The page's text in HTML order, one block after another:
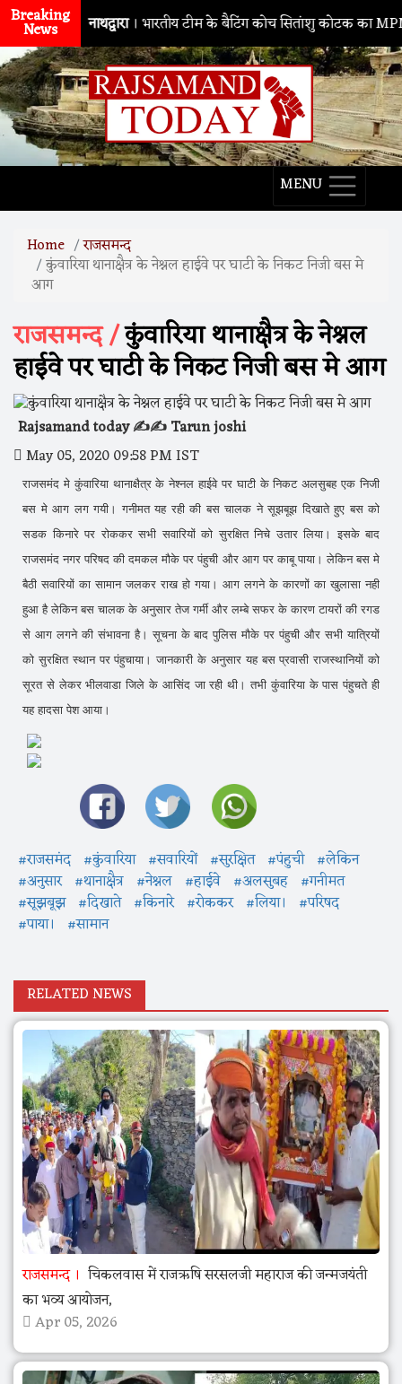
Breaking
Newsनाथद्वारा। भारतीय टीम के बैटिंग कोच सितांशु कोटक का MPMSC
MENU
Home राजसमन्द
कुंवारिया थानाक्षैत्र के नेश्नल हाईवे पर घाटी के निकट निजी बस मे
आग
राजसमन्द /कुंवारिया थानाक्षैत्र के नेश्नल
हाईवे पर घाटी के निकट निजी बस मे आग
Rajsamand today ✍️✍️ Tarun joshi
May 05, 2020 09:58 PM IST
राजसमंद मे कुंवारिया थानाक्षैत्र के नेश्नल हाईवे पर घाटी के निकट अलसुबह एक निजी
बस मे आग लग गयी। गनीमत यह रही की बस चालक ने सूझबूझ दिखाते हुए बस को
सडक किनारे पर रोककर सभी सवारियों को सुरक्षित निचे उतार लिया। इसके बाद
राजसमंद नगर परिषद की दमकल मौके पर पंहुची और आग पर काबू पाया। लेकिन बस मे
बैठी सवारियों का सामान जलकर राख हो गया। आग लगने के कारणों का खुलासा नही
हुआ है लेकिन बस चालक के अनुसार तेज गर्मी और लम्बे सफर के कारण टायरों की रगड
से आग लगने की संभावना है। सूचना के बाद पुलिस मौके पर पंहुची और सभी यात्रियों
को सुरक्षित स्थान पर पंहुचाया। जानकारी के अनुसार यह बस प्रवासी राजस्थानियों को
सूरत से लेकर भीलवाडा जिले के आसिंद जा रही थी। तभी कुंवारिया के पास पंहुचते ही
यह हादसा पेश आया।
#राजसमंद #कुंवारिया #सवारियों #सुरक्षित #पंहुची #लेकिन
#अनुसार #थानाक्षैत्र #नेश्नल #हाईवे #अलसुबह #गनीमत
#सूझबूझ #दिखाते #किनारे #रोककर #लिया।
#परिषद
#पाया।
#सामान
RELATED NEWS
राजसमन्द
चिकलवास में राजऋषि सरसलजी महाराज की जन्मजयंती
का भव्य आयोजन,
Apr 05, 2026